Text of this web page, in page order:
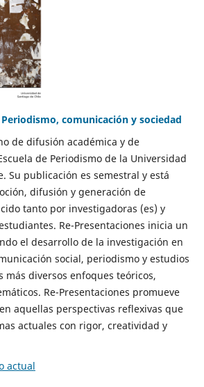
comunicación y sociedad
de difusión académica y de
de Periodismo de la Universidad
Su publicación es semestral y está
difusión y generación de
tanto por investigadoras (es) y
Re-Presentaciones inicia un
el desarrollo de la investigación en
social, periodismo y estudios
más diversos enfoques teóricos,
Re-Presentaciones promueve
aquellas perspectivas reflexivas que
actuales con rigor, creatividad y
actual